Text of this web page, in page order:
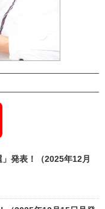
Channel
発表！（2025年12月